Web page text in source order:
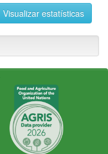
Visualizar estatísticas